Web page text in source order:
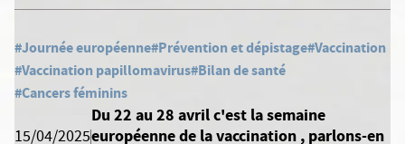
#Journée européenne#Prévention et dépistage#Vaccination
#Vaccination papillomavirus#Bilan de santé
#Cancers féminins
15/04/2025
Du 22 au 28 avril c'est la semaine
européenne de la vaccination , parlons-en